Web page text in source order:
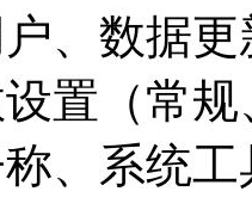
、数据
置（常
、系统